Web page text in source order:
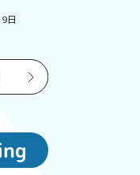
I
日